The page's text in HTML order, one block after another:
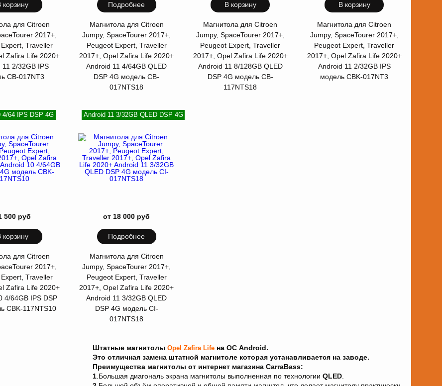
корзину
для Citroen
2017+,
Traveller
Zafira Life 2020+
11 2/32GB IPS
CB-017NT3
Подробнее
Магнитола для Citroen
Jumpy, SpaceTourer 2017+,
Peugeot Expert, Traveller
2017+, Opel Zafira Life 2020+
Android 11 4/64GB QLED
DSP 4G модель CB-
017NTS18
В корзину
Магнитола для Citroen
Jumpy, SpaceTourer 2017+,
Peugeot Expert, Traveller
2017+, Opel Zafira Life 2020+
Android 11 8/128GB QLED
DSP 4G модель CB-
117NTS18
В корзину
Магнитола для Citroen
Jumpy, SpaceTourer 2017+,
Peugeot Expert, Traveller
2017+, Opel Zafira Life 2020+
Android 11 2/32GB IPS
модель CBK-017NT3
4/64 IPS DSP 4G
500 руб
корзину
для Citroen
2017+,
Traveller
Zafira Life 2020+
4/64GB IPS DSP
CBK-117NTS10
Android 11 3/32GB QLED DSP 4G
от 18 000 руб
Подробнее
Магнитола для Citroen
Jumpy, SpaceTourer 2017+,
Peugeot Expert, Traveller
2017+, Opel Zafira Life 2020+
Android 11 3/32GB QLED
DSP 4G модель CI-
017NTS18
Штатные магнитолы Opel Zafira Life на ОС Android.
Это отличная замена штатной магнитоле которая устанавливается на заводе.
Преимущества магнитолы от интернет магазина CarraBass:
1 .Большая диагональ экрана магнитолы выполненная по технологииQLED